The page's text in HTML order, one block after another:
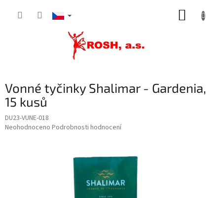
Vonné tyčinky Shalimar - Gardenia,
15 kusů
DU23-VUNE-018
Průměrné
Neohodnoceno Podrobnosti hodnocení